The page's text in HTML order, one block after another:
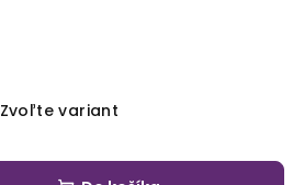
Zvoľte variant